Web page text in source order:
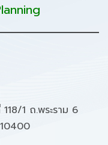
1 ถ.พระราม 6